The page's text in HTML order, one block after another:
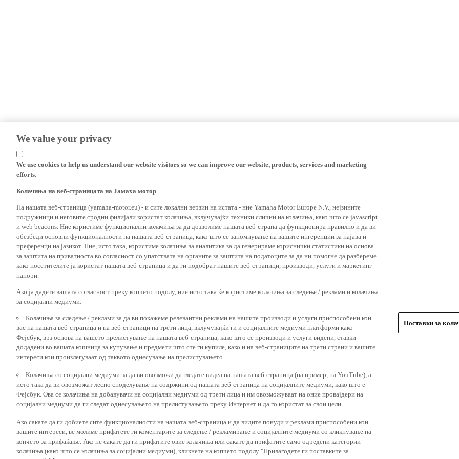
We value your privacy
We use cookies to help us understand our website visitors so we can improve our website, products, services and marketing
efforts.
Колачиња на веб-страницата на Јамаха мотор
На нашата веб-страница (yamaha-motor.eu) - и сите локални верзии на истата - ние Yamaha Motor Europe N.V., нејзините
подружници и неговите сродни филијали користат колачиња, вклучувајќи техники слични на колачиња, како што се javascript
и web beacons. Ние користиме функционални колачиња за да дозволиме нашата веб-страна да функционира правилно и да ви
обезбеди основни функционалности на нашата веб-страница, како што се запомнување на вашите ингеренции за најава и
преференци на јазикот. Ние, исто така, користиме колачиња за аналитика за да генерираме кориснички статистики на основа
за заштита на приватноста во согласност со упатствата на органите за заштита на податоците за да ни помогне да разбереме
како посетителите ја користат нашата веб-страница и да ги подобрат нашите веб-страници, производи, услуги и маркетинг
напори.
Ако ја дадете вашата согласност преку копчето подолу, ние исто така ќе користиме колачиња за следење / реклами и колачиња
за социјални медиуми:
Колачиња за следење / реклами за да ви покажеме релевантни реклами на нашите производи и услуги приспособени кон
вас на нашата веб-страница и на веб-страници на трети лица, вклучувајќи ги и социјалните медиуми платформи како
Фејсбук, врз основа на вашето прелистување на нашата веб-страница, како што се производи и услуги видени, ставки
додадени во вашата кошница за купување и предмети што сте ги купиле, како и на веб-страниците на трети страни и вашите
интереси кои произлегуваат од таквото однесување на прелистувањето.
Колачиња со социјални медиуми за да ви овозможи да гледате видеа на нашата веб-страница (на пример, на YouTube), а
исто така да ви овозможат лесно споделување на содржини од нашата веб-страница на социјалните медиуми, како што е
Фејсбук. Ова се колачиња на добавувачи на социјални медиуми од трети лица и им овозможуваат на оние провајдери на
социјални медиуми да ги следат однесувањето на прелистувањето преку Интернет и да го користат за свои цели.
Ако сакате да ги добиете сите функционалности на нашата веб-страница и да видите понуди и реклами приспособени кон
вашите интереси, ве молиме прифатете ги коментарите за следење / рекламирање и социјалните медиуми со кликнување на
копчето за прифаќање. Ако не сакате да ги прифатите овие колачиња или сакате да прифатите само одредени категории
колачиња (како што се колачиња за социјални медиуми), кликнете на копчето подолу "Прилагодете ги поставките за
Поставки за